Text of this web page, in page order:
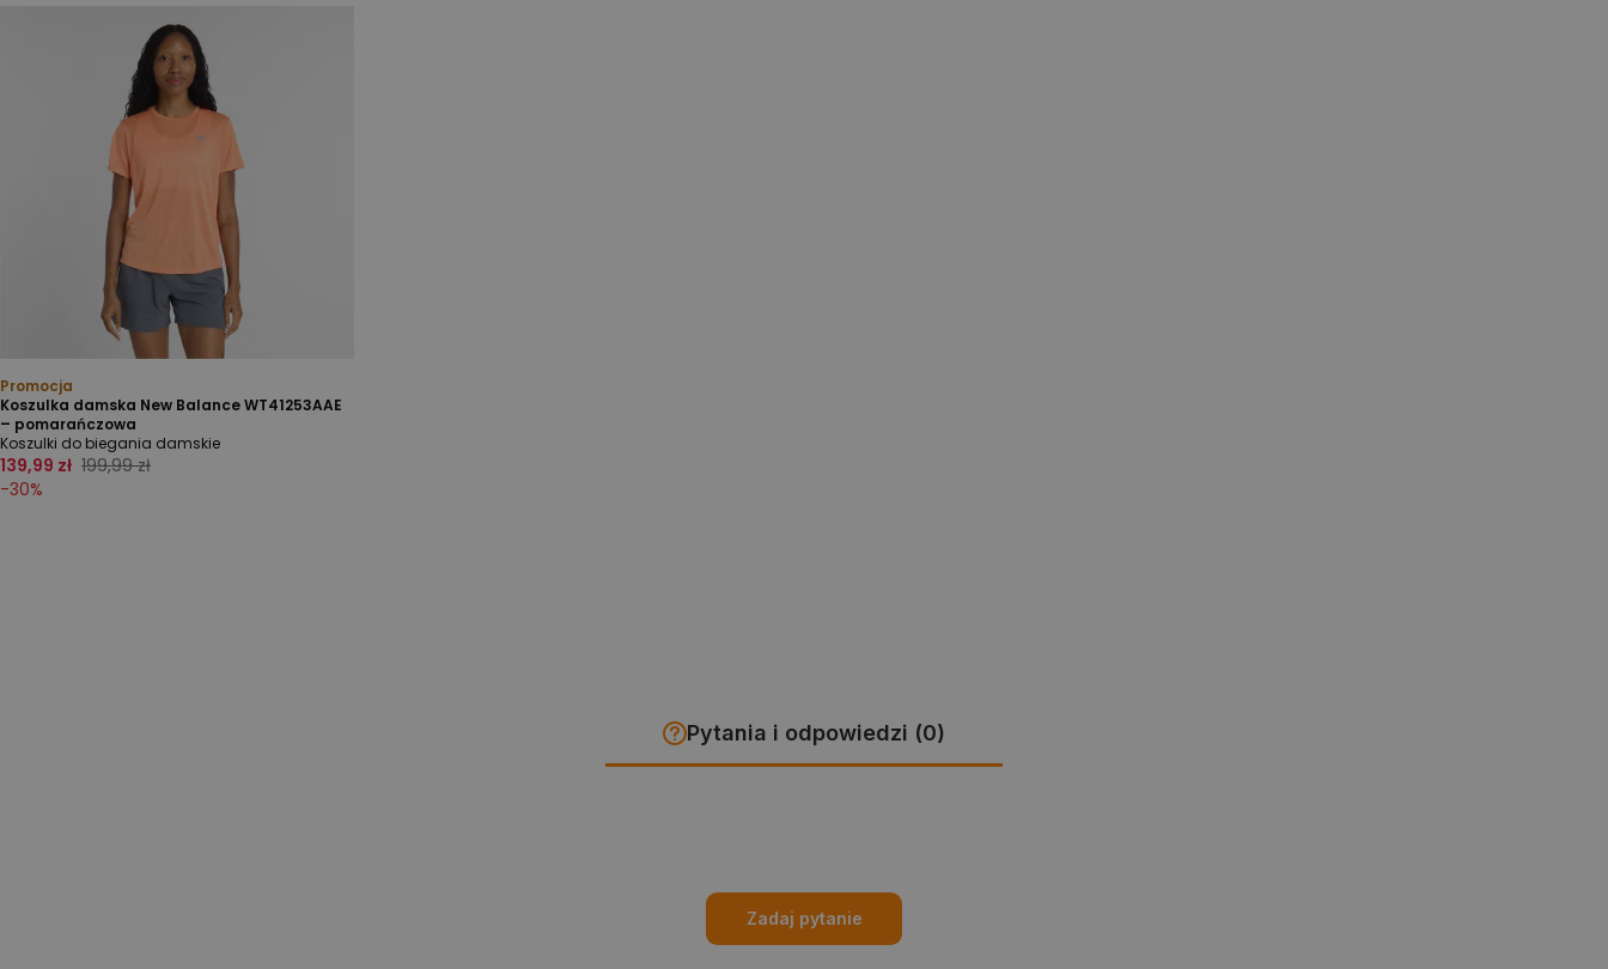
Promocja
Koszulka damska New Balance WT41253AAE
– pomarańczowa
Koszulki do biegania damskie
139,99 zł 199,99 zł
-30%
Pytania i odpowiedzi (0)
Zadaj pytanie